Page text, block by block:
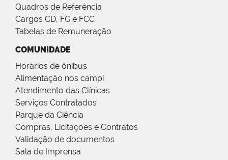
Quadros de Referência
Cargos CD, FG e FCC
Tabelas de Remuneração
COMUNIDADE
Horários de ônibus
Alimentação nos campi
Atendimento das Clínicas
Serviços Contratados
Parque da Ciência
Compras, Licitações e Contratos
Validação de documentos
Sala de Imprensa